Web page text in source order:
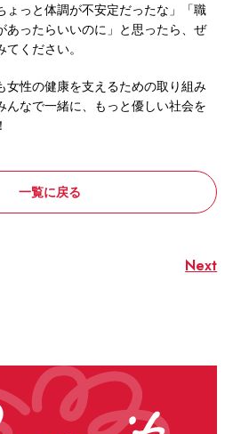
ょっと体調が不安定だったな」「職
あったらいいのに」と思ったら、ぜ
ください。
女性の健康を支えるための取り組み
んなで一緒に、もっと優しい社会を
一覧に戻る
Next